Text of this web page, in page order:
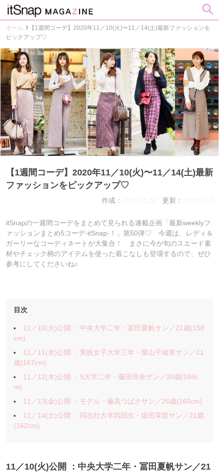
ホーム
【1週間コーデ】2020年11／10(火)〜11／14(土)最新ファッションを
ピックアップ♡
【1週間コーデ】2020年11／10(火)〜11／14(土)最新
ファッションをピックアップ♡
作成：2020.11.16 更新：2020.12.1
itSnapの一週間コーデをまとめて見られる連載企画「最新weeklyフ
ァッションまとめ5コーデ-itSnap-！」第50弾♡ 今週は、レディ＆
ガーリーなコーディネートが大集合！ まさに今が旬のスエード素
材やチェック柄のアイテムを使った着こなしも登場するので、ぜひ
参考にしてくださいね♪
目次
11／10(火)公開 ：中央大学二年・冨田夏帆サン／21歳(158
cm)
11／11(水)公開 ：実践女子大学三年・栗山千緒里サン／21
歳(167cm)
11／12(木)公開 ：S大学二年・藤田玲奈サン／20歳(158c
m)
11／13(金)公開 ：モデル・藤高つばさサン／26歳(160cm)
11／14(土)公開 ：同志社大学四回生・坂田茉世サン／21歳
(162cm)
11／10(火)公開 ：中央大学二年・冨田夏帆サン／21